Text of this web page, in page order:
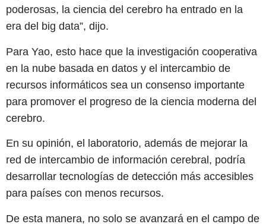
poderosas, la ciencia del cerebro ha entrado en la
era del big data”, dijo.
Para Yao, esto hace que la investigación cooperativa
en la nube basada en datos y el intercambio de
recursos informáticos sea un consenso importante
para promover el progreso de la ciencia moderna del
cerebro.
En su opinión, el laboratorio, además de mejorar la
red de intercambio de información cerebral, podría
desarrollar tecnologías de detección más accesibles
para países con menos recursos.
De esta manera, no solo se avanzará en el campo de